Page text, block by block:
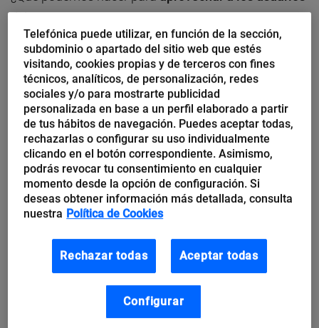
del SoLoMo?
Son imprescindiblestres puntos:
Facilitar elacceso wifi gratisa los clientes.
Dejarles realizarfotografías o vídeosde
nuestros productos.
Facilitar lainteracción con nuestra web móvil
el momento de la decisión de compra.
Leía hace días que en un establecimiento físico, para
poder obtener la contraseña de la red wifi, era preciso
o hacer uncheck-in
potenciar el uso de todas las redes sociales
Telefónica puede utilizar, en función de la sección,
subdominio o apartado del sitio web que estés
visitando, cookies propias y de terceros con fines
técnicos, analíticos, de personalización, redes
sociales y/o para mostrarte publicidad
personalizada en base a un perfil elaborado a partir
de tus hábitos de navegación. Puedes aceptar todas,
rechazarlas o configurar su uso individualmente
clicando en el botón correspondiente. Asimismo,
podrás revocar tu consentimiento en cualquier
momento desde la opción de configuración. Si
deseas obtener información más detallada, consulta
nuestra Política de Cookies
Rechazar todas Aceptar todas
Configurar